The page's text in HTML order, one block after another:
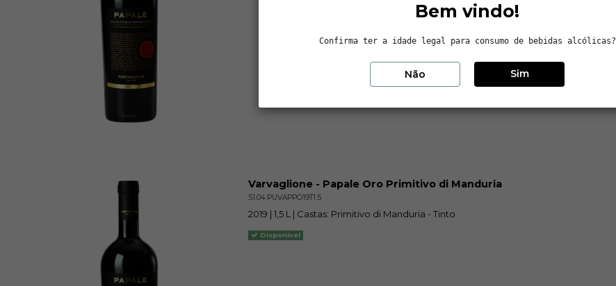
Varvaglione - Papale Oro Primitivo di Manduria
51.04 PUVAPPO19T1.5
2019 | 1,5 L | Castas: Primitivo di Manduria - Tinto
Disponivel
Bem vindo!
Confirma ter a idade legal para consumo de bebidas alcólicas?
Não Sim